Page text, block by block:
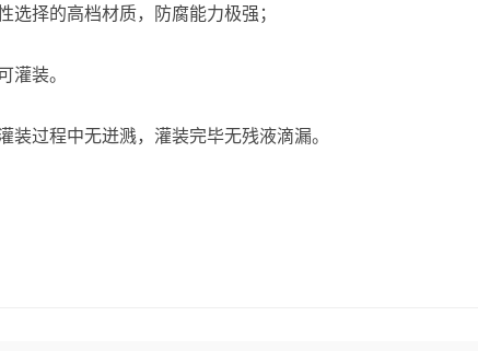
择的高档材质，防腐能力极强；
灌装。
过程中无迸溅，灌装完毕无残液滴漏。